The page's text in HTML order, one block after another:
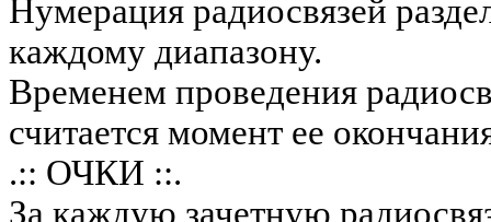
Нумерация радиосвязей
каждому диапазону.
Временем проведения
считается момент ее
.:: ОЧКИ ::.
За каждую зачетную